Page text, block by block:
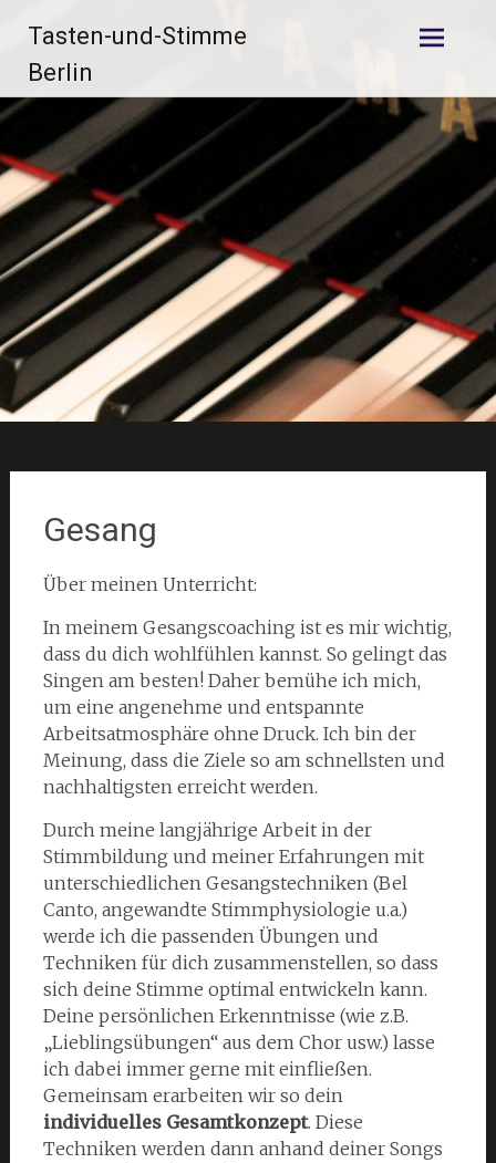
Inhalt
springen
Tasten-und-Stimme
Berlin
Gesang
Über meinen Unterricht:
In meinem Gesangscoaching ist es mir wichtig,
dass du dich wohlfühlen kannst. So gelingt das
Singen am besten! Daher bemühe ich mich,
um eine angenehme und entspannte
Arbeitsatmosphäre ohne Druck. Ich bin der
Meinung, dass die Ziele so am schnellsten und
nachhaltigsten erreicht werden.
Durch meine langjährige Arbeit in der
Stimmbildung und meiner Erfahrungen mit
unterschiedlichen Gesangstechniken (Bel
Canto, angewandte Stimmphysiologie u.a.)
werde ich die passenden Übungen und
Techniken für dich zusammenstellen, so dass
sich deine Stimme optimal entwickeln kann.
Deine persönlichen Erkenntnisse (wie z.B.
„Lieblingsübungen“ aus dem Chor usw.) lasse
ich dabei immer gerne mit einfließen.
Gemeinsam erarbeiten wir so dein
individuelles Gesamtkonzept. Diese
Techniken werden dann anhand deiner Songs